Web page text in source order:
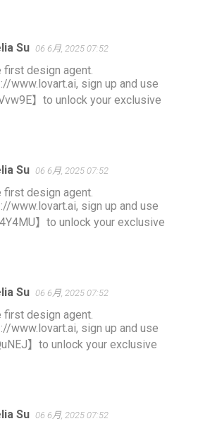
Su 06 6月, 2025 07:52
first design agent.
www.lovart.ai, sign up and use
】to unlock your exclusive
Su 06 6月, 2025 07:52
first design agent.
www.lovart.ai, sign up and use
】to unlock your exclusive
Su 06 6月, 2025 07:52
first design agent.
www.lovart.ai, sign up and use
】to unlock your exclusive
Su 06 6月, 2025 07:52